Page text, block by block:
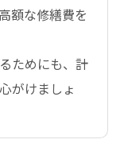
額な修繕費を
ためにも、計
がけましょ